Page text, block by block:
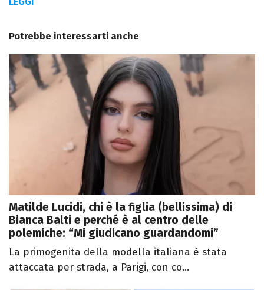
Potrebbe interessarti anche
Matilde Lucidi, chi è la figlia (bellissima) di
Bianca Balti e perché è al centro delle
polemiche: “Mi giudicano guardandomi”
La primogenita della modella italiana è stata
attaccata per strada, a Parigi, con co...